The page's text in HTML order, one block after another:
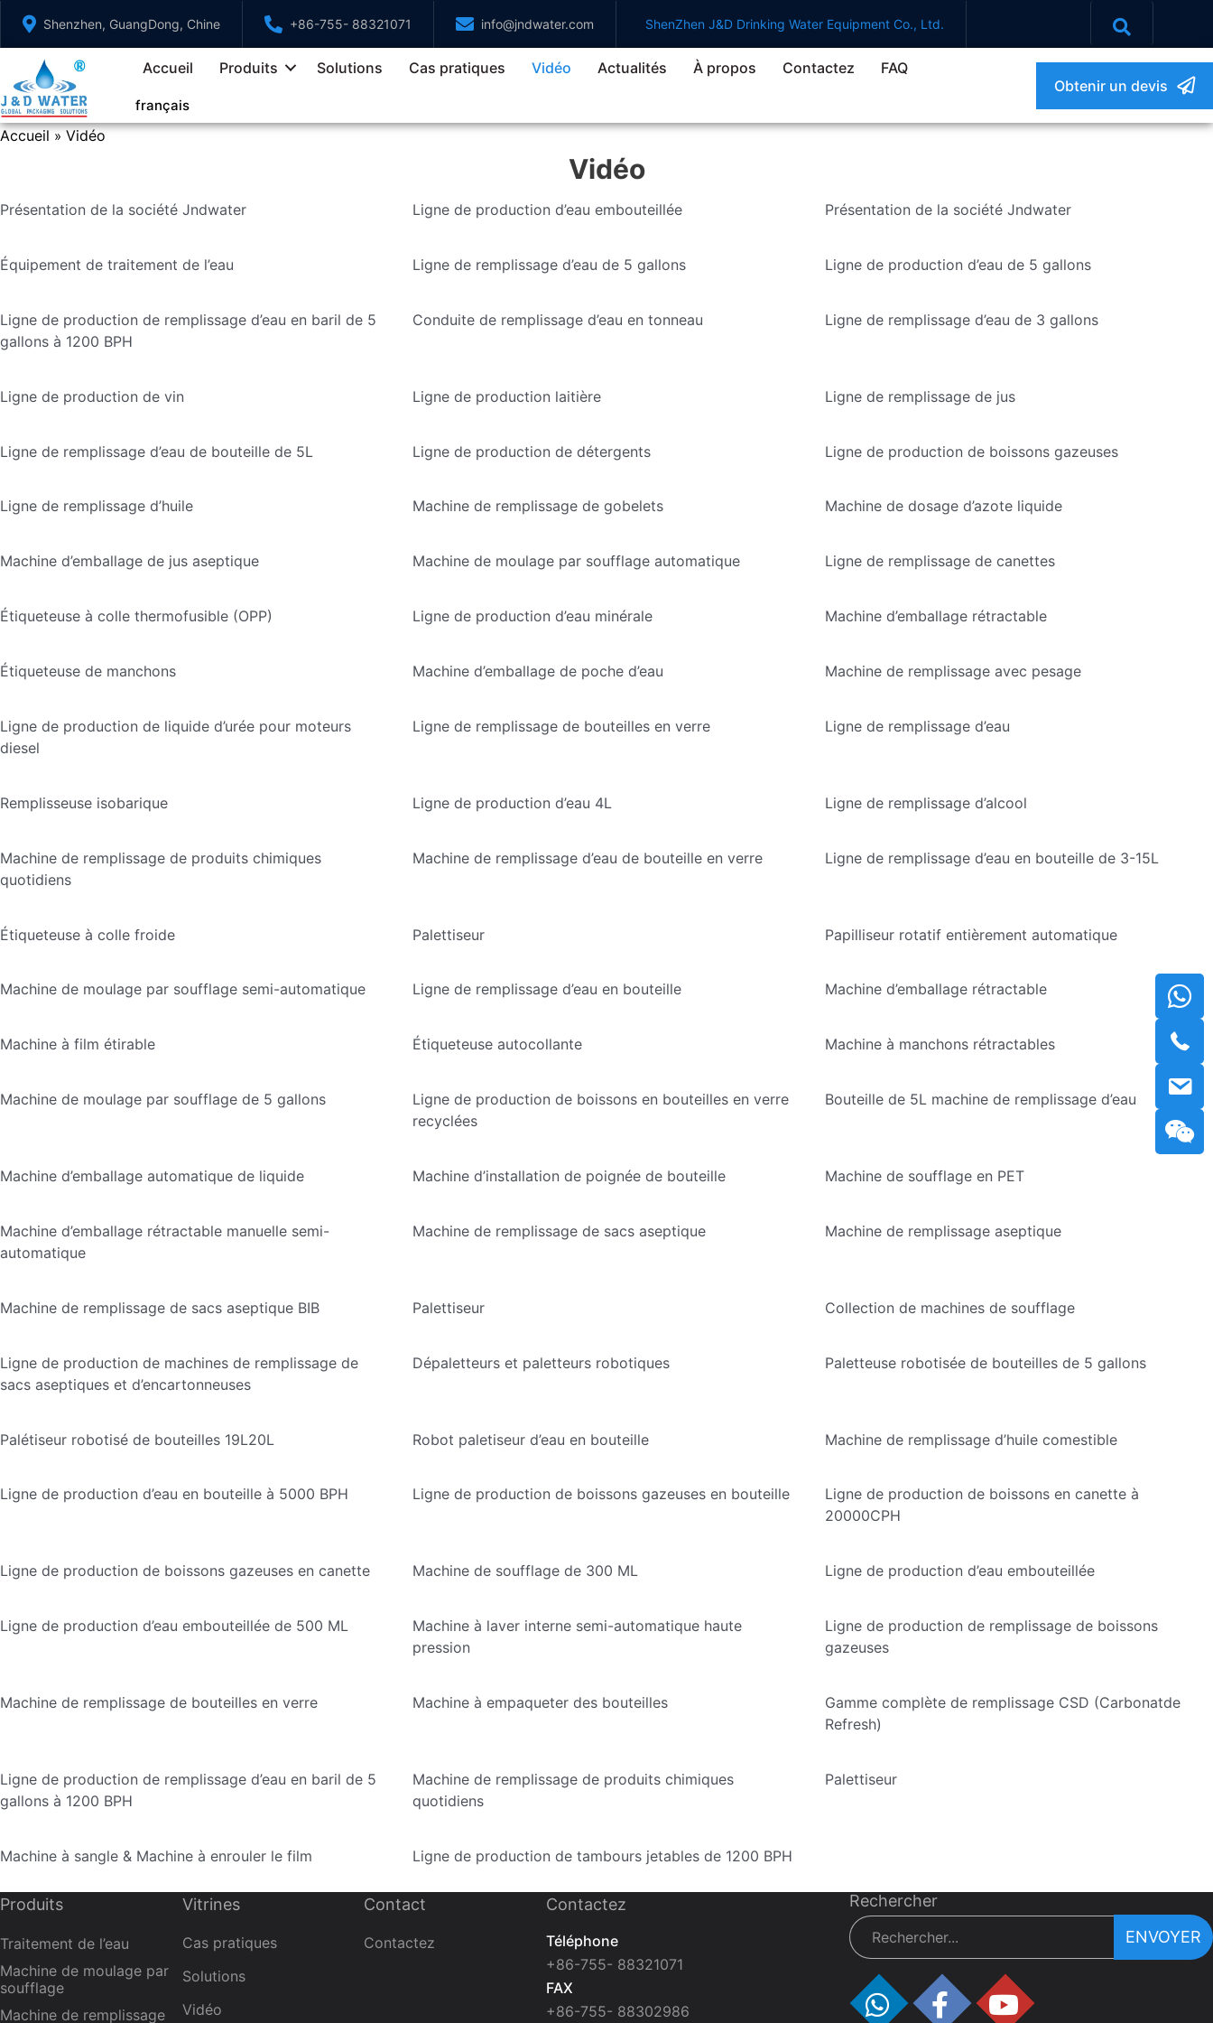
Aller
contenu
Shenzhen, GuangDong, Chine +86-755- 88321071 info@jndwater.com ShenZhen J&D Drinking Water Equipment Co., Ltd.
Accueil Produits Solutions Cas pratiques Vidéo Actualités À propos Contactez FAQ
français
Obtenir un devis
Accueil » Vidéo
Vidéo
Présentation de la société Jndwater Ligne de production d’eau embouteillée Présentation de la société Jndwater
Équipement de traitement de l’eau Ligne de remplissage d’eau de 5 gallons Ligne de production d’eau de 5 gallons
Ligne de production de remplissage d’eau en baril de 5
gallons à 1200 BPH
Conduite de remplissage d’eau en tonneau Ligne de remplissage d’eau de 3 gallons
Ligne de production de vin Ligne de production laitière Ligne de remplissage de jus
Ligne de remplissage d’eau de bouteille de 5L Ligne de production de détergents Ligne de production de boissons gazeuses
Ligne de remplissage d’huile Machine de remplissage de gobelets Machine de dosage d’azote liquide
Machine d’emballage de jus aseptique Machine de moulage par soufflage automatique Ligne de remplissage de canettes
Étiqueteuse à colle thermofusible (OPP) Ligne de production d’eau minérale Machine d’emballage rétractable
Étiqueteuse de manchons Machine d’emballage de poche d’eau Machine de remplissage avec pesage
Ligne de production de liquide d’urée pour moteurs
diesel
Ligne de remplissage de bouteilles en verre Ligne de remplissage d’eau
Remplisseuse isobarique Ligne de production d’eau 4L Ligne de remplissage d’alcool
Machine de remplissage de produits chimiques
quotidiens
Machine de remplissage d’eau de bouteille en verre Ligne de remplissage d’eau en bouteille de 3-15L
Étiqueteuse à colle froide Palettiseur Papilliseur rotatif entièrement automatique
Machine de moulage par soufflage semi-automatique Ligne de remplissage d’eau en bouteille Machine d’emballage rétractable
Machine à film étirable Étiqueteuse autocollante Machine à manchons rétractables
Machine de moulage par soufflage de 5 gallons
Ligne de production de boissons en bouteilles en verre
recyclées
Bouteille de 5L machine de remplissage d’eau
Machine d’emballage automatique de liquide Machine d’installation de poignée de bouteille Machine de soufflage en PET
Machine d’emballage rétractable manuelle semi-
automatique
Machine de remplissage de sacs aseptique Machine de remplissage aseptique
Machine de remplissage de sacs aseptique BIB Palettiseur Collection de machines de soufflage
Ligne de production de machines de remplissage de
sacs aseptiques et d’encartonneuses
Dépaletteurs et paletteurs robotiques Paletteuse robotisée de bouteilles de 5 gallons
Palétiseur robotisé de bouteilles 19L20L Robot paletiseur d’eau en bouteille Machine de remplissage d’huile comestible
Ligne de production d’eau en bouteille à 5000 BPH Ligne de production de boissons gazeuses en bouteille
Ligne de production de boissons en canette à
20000CPH
Ligne de production de boissons gazeuses en canette Machine de soufflage de 300 ML Ligne de production d’eau embouteillée
Ligne de production d’eau embouteillée de 500 ML
Machine à laver interne semi-automatique haute
pression
Ligne de production de remplissage de boissons
gazeuses
Machine de remplissage de bouteilles en verre Machine à empaqueter des bouteilles
Gamme complète de remplissage CSD (Carbonatde
Refresh)
Ligne de production de remplissage d’eau en baril de 5
gallons à 1200 BPH
Machine de remplissage de produits chimiques
quotidiens
Palettiseur
Machine à sangle & Machine à enrouler le film Ligne de production de tambours jetables de 1200 BPH
Produits
Traitement de l’eau
Machine de moulage par
soufflage
Machine de remplissage
Vitrines
Cas pratiques
Solutions
Vidéo
Contact
Contactez
Contactez
Téléphone
+86-755- 88321071
FAX
+86-755- 88302986
Rechercher
ENVOYER